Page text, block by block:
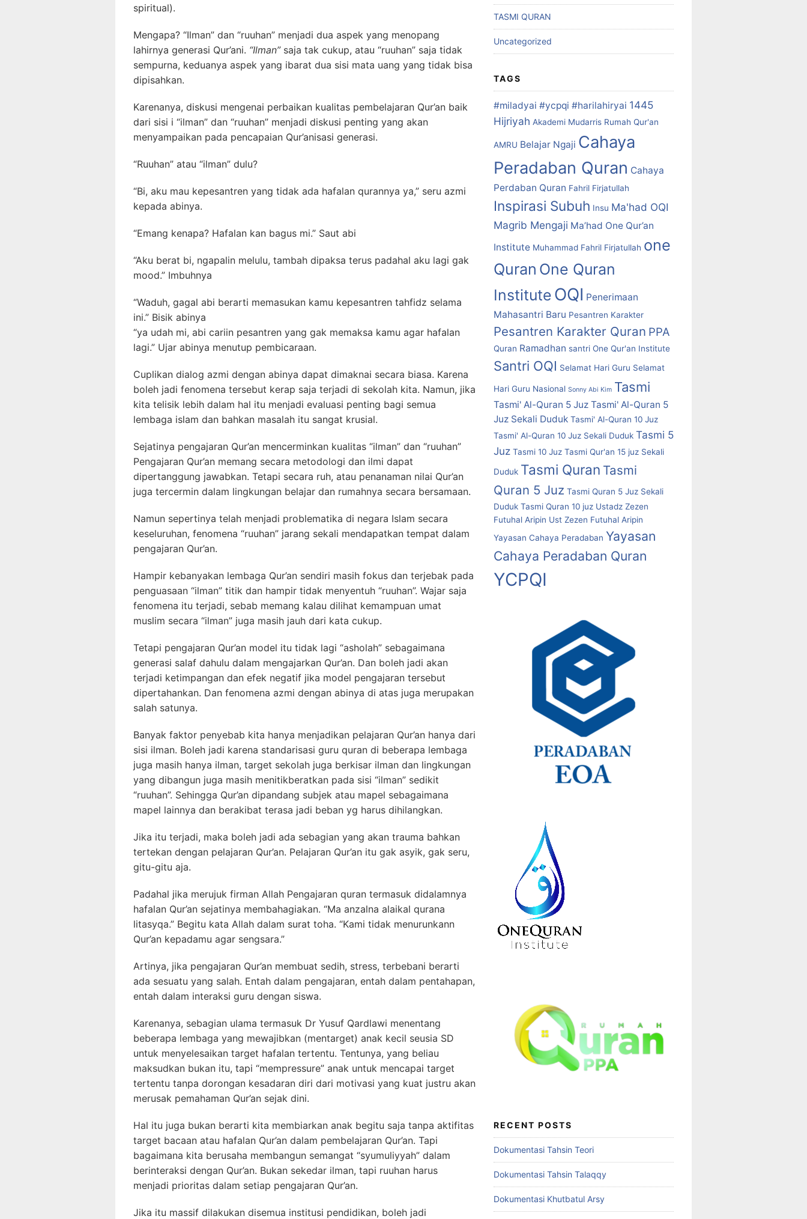
spiritual).
Mengapa? “Ilman” dan “ruuhan” menjadi dua aspek yang menopang
lahirnya generasi Qur’ani. “Ilman”saja tak cukup, atau “ruuhan” saja tidak
sempurna, keduanya aspek yang ibarat dua sisi mata uang yang tidak bisa
dipisahkan.
Karenanya, diskusi mengenai perbaikan kualitas pembelajaran Qur’an baik
dari sisi i “ilman” dan “ruuhan” menjadi diskusi penting yang akan
menyampaikan pada pencapaian Qur’anisasi generasi.
“Ruuhan” atau “ilman” dulu?
“Bi, aku mau kepesantren yang tidak ada hafalan qurannya ya,” seru azmi
kepada abinya.
“Emang kenapa? Hafalan kan bagus mi.” Saut abi
“Aku berat bi, ngapalin melulu, tambah dipaksa terus padahal aku lagi gak
mood.” Imbuhnya
“Waduh, gagal abi berarti memasukan kamu kepesantren tahfidz selama
ini.” Bisik abinya
“ya udah mi, abi cariin pesantren yang gak memaksa kamu agar hafalan
lagi.” Ujar abinya menutup pembicaraan.
Cuplikan dialog azmi dengan abinya dapat dimaknai secara biasa. Karena
boleh jadi fenomena tersebut kerap saja terjadi di sekolah kita. Namun, jika
kita telisik lebih dalam hal itu menjadi evaluasi penting bagi semua
lembaga islam dan bahkan masalah itu sangat krusial.
Sejatinya pengajaran Qur’an mencerminkan kualitas “ilman” dan “ruuhan”
Pengajaran Qur’an memang secara metodologi dan ilmi dapat
dipertanggung jawabkan. Tetapi secara ruh, atau penanaman nilai Qur’an
juga tercermin dalam lingkungan belajar dan rumahnya secara bersamaan.
Namun sepertinya telah menjadi problematika di negara Islam secara
keseluruhan, fenomena “ruuhan” jarang sekali mendapatkan tempat dalam
pengajaran Qur’an.
Hampir kebanyakan lembaga Qur’an sendiri masih fokus dan terjebak pada
penguasaan “ilman” titik dan hampir tidak menyentuh “ruuhan”. Wajar saja
fenomena itu terjadi, sebab memang kalau dilihat kemampuan umat
muslim secara “ilman” juga masih jauh dari kata cukup.
Tetapi pengajaran Qur’an model itu tidak lagi “asholah” sebagaimana
generasi salaf dahulu dalam mengajarkan Qur’an. Dan boleh jadi akan
terjadi ketimpangan dan efek negatif jika model pengajaran tersebut
dipertahankan. Dan fenomena azmi dengan abinya di atas juga merupakan
salah satunya.
Banyak faktor penyebab kita hanya menjadikan pelajaran Qur’an hanya dari
sisi ilman. Boleh jadi karena standarisasi guru quran di beberapa lembaga
juga masih hanya ilman, target sekolah juga berkisar ilman dan lingkungan
yang dibangun juga masih menitikberatkan pada sisi “ilman” sedikit
“ruuhan”. Sehingga Qur’an dipandang subjek atau mapel sebagaimana
mapel lainnya dan berakibat terasa jadi beban yg harus dihilangkan.
Jika itu terjadi, maka boleh jadi ada sebagian yang akan trauma bahkan
tertekan dengan pelajaran Qur’an. Pelajaran Qur’an itu gak asyik, gak seru,
gitu-gitu aja.
Padahal jika merujuk firman Allah Pengajaran quran termasuk didalamnya
hafalan Qur’an sejatinya membahagiakan. “Ma anzalna alaikal qurana
litasyqa.” Begitu kata Allah dalam surat toha. “Kami tidak menurunkann
Qur’an kepadamu agar sengsara.”
Artinya, jika pengajaran Qur’an membuat sedih, stress, terbebani berarti
ada sesuatu yang salah. Entah dalam pengajaran, entah dalam pentahapan,
entah dalam interaksi guru dengan siswa.
Karenanya, sebagian ulama termasuk Dr Yusuf Qardlawi menentang
beberapa lembaga yang mewajibkan (mentarget) anak kecil seusia SD
untuk menyelesaikan target hafalan tertentu. Tentunya, yang beliau
maksudkan bukan itu, tapi “mempressure” anak untuk mencapai target
tertentu tanpa dorongan kesadaran diri dari motivasi yang kuat justru akan
merusak pemahaman Qur’an sejak dini.
Hal itu juga bukan berarti kita membiarkan anak begitu saja tanpa aktifitas
target bacaan atau hafalan Qur’an dalam pembelajaran Qur’an. Tapi
bagaimana kita berusaha membangun semangat “syumuliyyah” dalam
berinteraksi dengan Qur’an. Bukan sekedar ilman, tapi ruuhan harus
menjadi prioritas dalam setiap pengajaran Qur’an.
Jika itu massif dilakukan disemua institusi pendidikan, boleh jadi
TASMI QURAN
Uncategorized
TAGS
#miladyai #ycpqi #harilahiryai 1445
Hijriyah Akademi Mudarris Rumah Qur'an
AMRU Belajar Ngaji Cahaya
Peradaban Quran Cahaya
Perdaban Quran Fahril Firjatullah
Inspirasi Subuh Insu Ma'had OQI
Magrib Mengaji Ma’had One Qur’an
Institute Muhammad Fahril Firjatullah one
Quran One Quran
Institute OQI Penerimaan
Mahasantri Baru Pesantren Karakter
Pesantren Karakter Quran PPA
Quran Ramadhan santri One Qur'an Institute
Santri OQI Selamat Hari Guru Selamat
Hari Guru Nasional Sonny Abi Kim Tasmi
Tasmi' Al-Quran 5 Juz Tasmi' Al-Quran 5
Juz Sekali Duduk Tasmi' Al-Quran 10 Juz
Tasmi' Al-Quran 10 Juz Sekali Duduk Tasmi 5
Juz Tasmi 10 Juz Tasmi Qur'an 15 juz Sekali
Duduk Tasmi Quran Tasmi
Quran 5 Juz Tasmi Quran 5 Juz Sekali
Duduk Tasmi Quran 10 juz Ustadz Zezen
Futuhal Aripin Ust Zezen Futuhal Aripin
Yayasan Cahaya Peradaban Yayasan
Cahaya Peradaban Quran
YCPQI
RECENT POSTS
Dokumentasi Tahsin Teori
Dokumentasi Tahsin Talaqqy
Dokumentasi Khutbatul Arsy